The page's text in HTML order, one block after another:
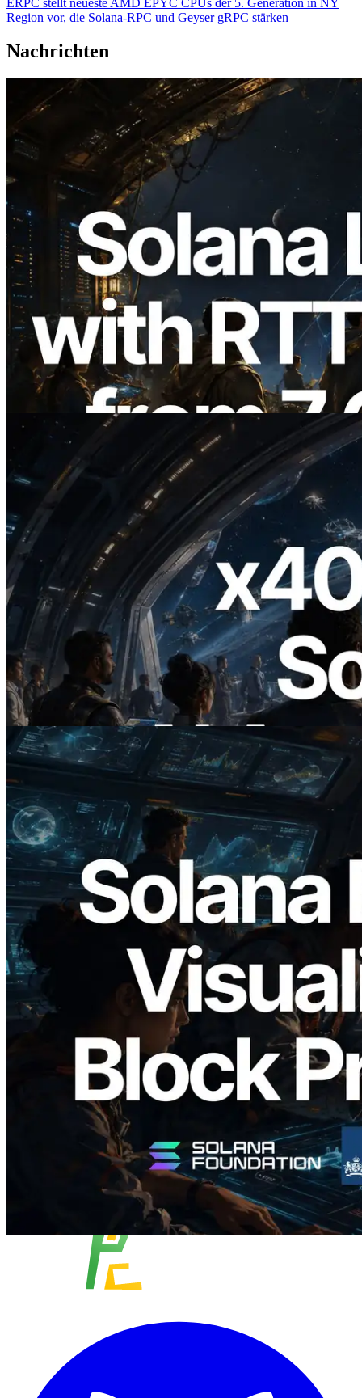
Region vor, die Solana-RPC und Geyser gRPC stärken
Nachrichten
2026.08.05
ERPC erweitert Solana Leader Slot API
um Ping-Messung aus 7 globalen
Regionen — Validators Information API
ebenfalls gestartet
Lesen Sie diesen Artikel
2026.07.04
ERPC startet x402-fähige Solana RPC —
Der Beginn einer Ära, in der KI-Agenten
APIs bei Bedarf bezahlen
Lesen Sie diesen Artikel
2026.05.24
Validators Solutions veröffentlicht Solana
Block Analyzer – Visualisierung der
Blockproduktionszeit pro Slot und der
zugewiesenen Validatoren
Lesen Sie diesen Artikel